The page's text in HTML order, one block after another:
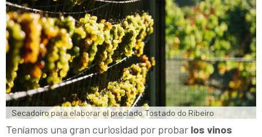
Secadoiro para elaborar el preciado Tostado do Ribeiro
Teníamos una gran curiosidad por probar los vinos